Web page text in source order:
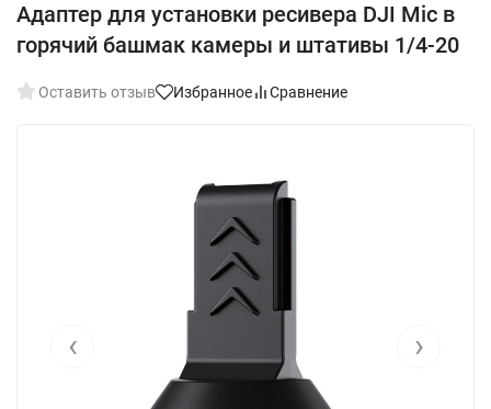
Адаптер для установки ресивера DJI Mic в
горячий башмак камеры и штативы 1/4-20
Оставить отзыв Избранное Сравнение
‹ ›